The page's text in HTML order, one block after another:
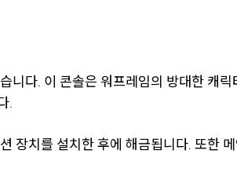
니다. 이 콘솔은 워프레임의 방대한 캐
.
장치를 설치한 후에 해금됩니다. 또한